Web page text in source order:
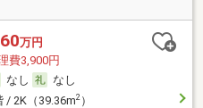
万円
費3,900円
なし
なし
/ 2K（39.36m2）